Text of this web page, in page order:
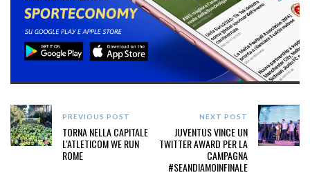
PREVIOUS POST
TORNA NELLA CAPITALE
L'ATLETICOM WE RUN
ROME
NEXT POST
JUVENTUS VINCE UN
TWITTER AWARD PER LA
CAMPAGNA
#SEANDIAMOINFINALE